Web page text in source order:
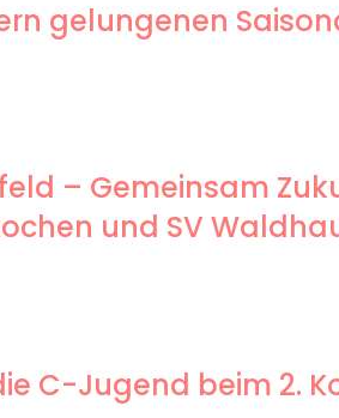
gelungenen
– Gemeinsam
und SV
C-Jugend beim 2.